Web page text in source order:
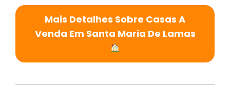
Mais Detalhes Sobre Casas A
Venda Em Santa Maria De Lamas